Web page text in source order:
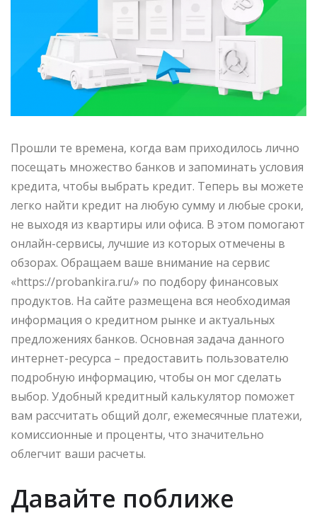
Прошли те времена, когда вам приходилось лично
посещать множество банков и запоминать условия
кредита, чтобы выбрать кредит. Теперь вы можете
легко найти кредит на любую сумму и любые сроки,
не выходя из квартиры или офиса. В этом помогают
онлайн-сервисы, лучшие из которых отмечены в
обзорах. Обращаем ваше внимание на сервис
«https://probankira.ru/» по подбору финансовых
продуктов. На сайте размещена вся необходимая
информация о кредитном рынке и актуальных
предложениях банков. Основная задача данного
интернет-ресурса – предоставить пользователю
подробную информацию, чтобы он мог сделать
выбор. Удобный кредитный калькулятор поможет
вам рассчитать общий долг, ежемесячные платежи,
комиссионные и проценты, что значительно
облегчит ваши расчеты.
Давайте поближе